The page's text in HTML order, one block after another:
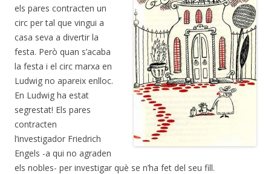
els pares contracten un
circ per tal que vingui a
casa seva a divertir la
festa. Però quan s’acaba
la festa i el circ marxa en
Ludwig no apareix enlloc.
En Ludwig ha estat
segrestat! Els pares
contracten
l’investigador Friedrich
Engels -a qui no agraden
els nobles- per investigar què se n’ha fet del seu fill.